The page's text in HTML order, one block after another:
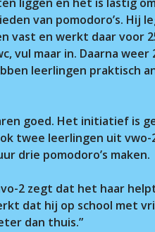
van pomodoro’s. Hij
vast en werkt daar voor
vul maar in. Daarna weer
leerlingen praktisch
goed. Het initiatief is
twee leerlingen uit vwo-
drie pomodoro’s maken.
2 zegt dat het haar
dat hij op school met
dan thuis.”